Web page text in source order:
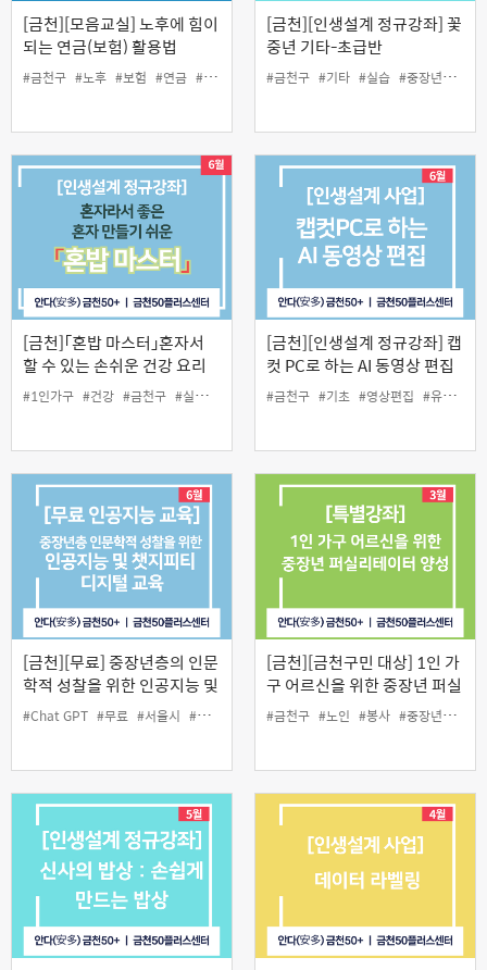
[금천][모음교실] 노후에 힘이
되는 연금(보험) 활용법
#금천구 #노후 #보험 #연금 #중장년 #활용
[금천][인생설계 정규강좌] 꽃
중년 기타-초급반
#금천구 #기타 #실습 #중장년 #초급
[금천]「혼밥 마스터」혼자서
할 수 있는 손쉬운 건강 요리
#1인가구 #건강 #금천구 #실습 #요리교실 #중장년
[금천][인생설계 정규강좌] 캡
컷 PC로 하는 AI 동영상 편집
#금천구 #기초 #영상편집 #유튜브
[금천][무료] 중장년층의 인문
학적 성찰을 위한 인공지능 및
Chat GPT 디지털 교육
#Chat GPT #무료 #서울시 #온라인 #인공지능 #중장년
[금천][금천구민 대상] 1인 가
구 어르신을 위한 중장년 퍼실
리테이터 양성
#금천구 #노인 #봉사 #중장년 #퍼실